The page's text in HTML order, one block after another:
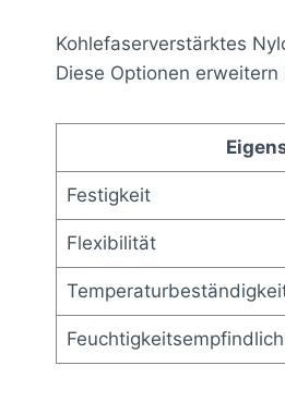
Kohlefaserverstärktes
Diese Optionen
Festigkeit
Flexibilität